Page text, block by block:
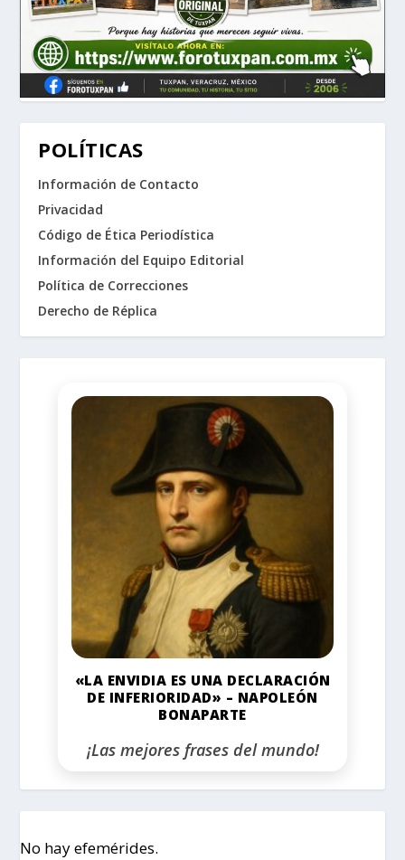
POLÍTICAS
Información de Contacto
Privacidad
Código de Ética Periodística
Información del Equipo Editorial
Política de Correcciones
Derecho de Réplica
«LA ENVIDIA ES UNA DECLARACIÓN
DE INFERIORIDAD» – NAPOLEÓN
BONAPARTE
¡Las mejores frases del mundo!
No hay efemérides.